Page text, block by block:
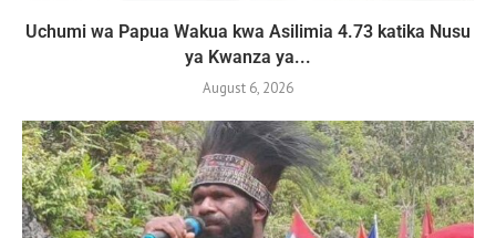
Uchumi wa Papua Wakua kwa Asilimia 4.73 katika Nusu
ya Kwanza ya...
August 6, 2026